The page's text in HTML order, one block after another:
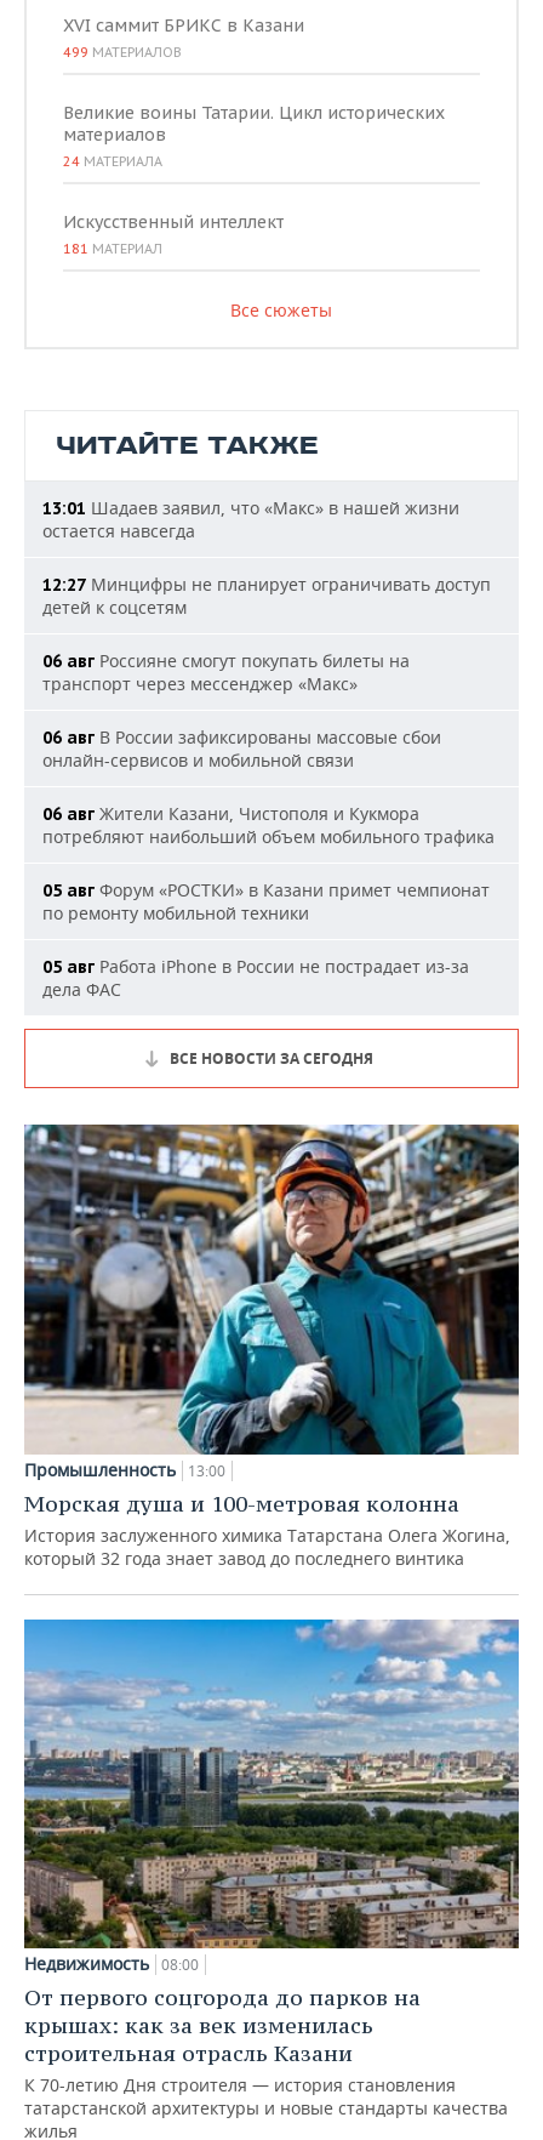
XVI саммит БРИКС в Казани
499 МАТЕРИАЛОВ
Великие воины Татарии. Цикл исторических
материалов
24 МАТЕРИАЛА
Искусственный интеллект
181 МАТЕРИАЛ
Все сюжеты
ЧИТАЙТЕ ТАКЖЕ
13:01 Шадаев заявил, что «Макс» в нашей жизни
остается навсегда
12:27 Минцифры не планирует ограничивать доступ
детей к соцсетям
06 авг Россияне смогут покупать билеты на
транспорт через мессенджер «Макс»
06 авг В России зафиксированы массовые сбои
онлайн-сервисов и мобильной связи
06 авг Жители Казани, Чистополя и Кукмора
потребляют наибольший объем мобильного трафика
05 авг Форум «РОСТКИ» в Казани примет чемпионат
по ремонту мобильной техники
05 авг Работа iPhone в России не пострадает из-за
дела ФАС
ВСЕ НОВОСТИ ЗА СЕГОДНЯ
Промышленность 13:00
Морская душа и 100-метровая колонна
История заслуженного химика Татарстана Олега Жогина,
который 32 года знает завод до последнего винтика
Недвижимость 08:00
От первого соцгорода до парков на
крышах: как за век изменилась
строительная отрасль Казани
К 70-летию Дня строителя — история становления
татарстанской архитектуры и новые стандарты качества
жилья